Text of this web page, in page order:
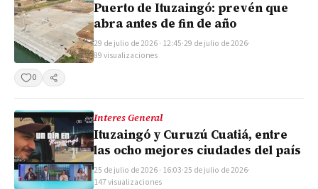
Puerto de Ituzaingó: prevén que
abra antes de fin de año
29 de julio de 2026 · 12:45·29 de julio de 2026·
89 visualizaciones
0
Compartir
Interes General
Ituzaingó y Curuzú Cuatiá, entre
las ocho mejores ciudades del país
25 de julio de 2026 · 16:03·25 de julio de 2026·
147 visualizaciones